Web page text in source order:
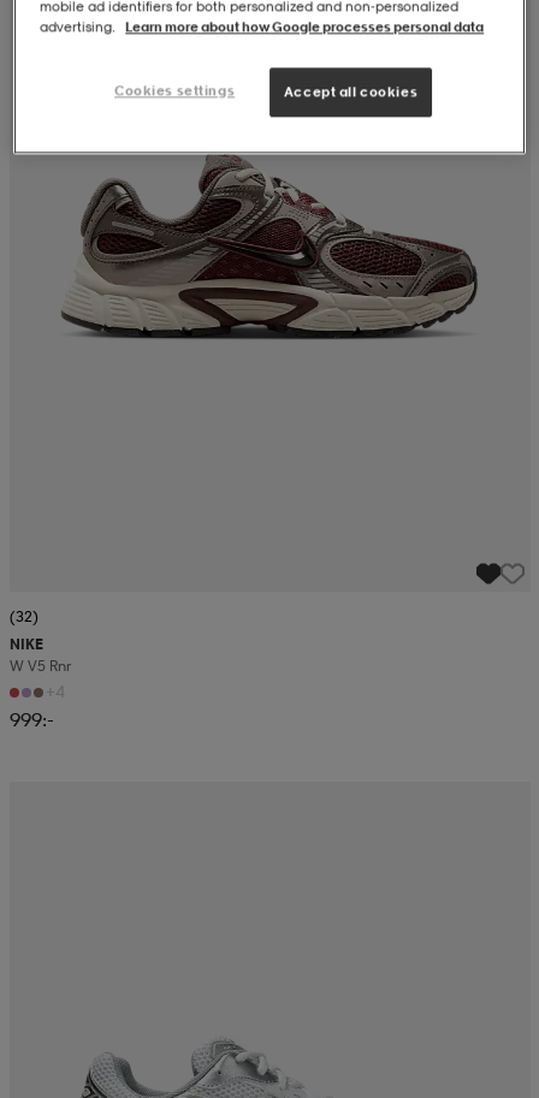
(32)
NIKE
W V5 Rnr
+4
999:-
mobile ad identifiers for both personalized and non‑personalized
advertising.
Learn more about how Google processes personal data
Cookies settings Accept all cookies